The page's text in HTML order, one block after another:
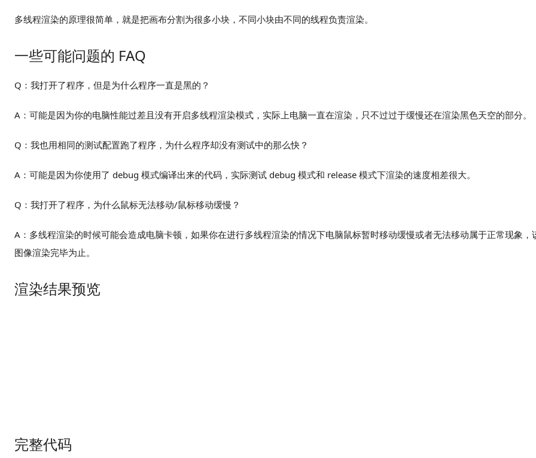
多线程渲染的原理很简单，就是把画布分割为很多小块，不同小块由不同的线程负责渲染。
一些可能问题的 FAQ
Q：我打开了程序，但是为什么程序一直是黑的？
A：可能是因为你的电脑性能过差且没有开启多线程渲染模式，实际上电脑一直在渲染，只不过过于缓慢还在渲染黑色天空的部分。
Q：我也用相同的测试配置跑了程序，为什么程序却没有测试中的那么快？
A：可能是因为你使用了 debug 模式编译出来的代码，实际测试 debug 模式和 release 模式下渲染的速度相差很大。
Q：我打开了程序，为什么鼠标无法移动/鼠标移动缓慢？
A：多线程渲染的时候可能会造成电脑卡顿，如果你在进行多线程渲染的情况下电脑鼠标暂时移动缓慢或者无法移动属于正常现象，
图像渲染完毕为止。
渲染结果预览
完整代码